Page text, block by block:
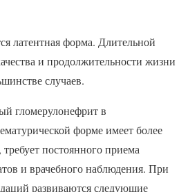
латентная форма. Длительной
и продолжительности жизни
случаев.
гломерулонефрит в
форме имеет более
постоянного приема
и врачебного наблюдения. При
развиваются следующие